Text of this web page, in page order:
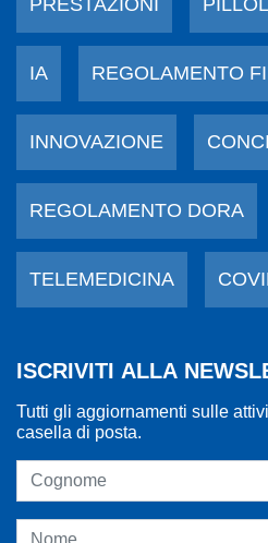
IA REGOLAMENTO
INNOVAZIONE
REGOLAMENTO DORA
TELEMEDICINA
ISCRIVITI ALLA
Tutti gli aggiornamenti sulle
casella di posta.